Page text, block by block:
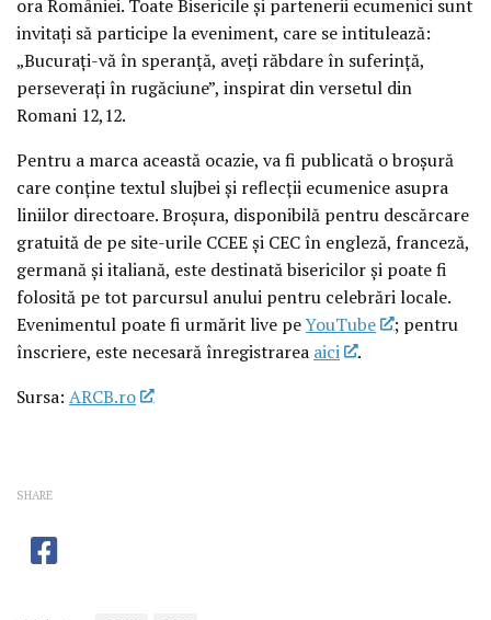
ora României. Toate Bisericile și partenerii ecumenici sunt
invitați să participe la eveniment, care se intitulează:
„Bucurați-vă în speranță, aveți răbdare în suferință,
perseverați în rugăciune”, inspirat din versetul din
Romani 12,12.
Pentru a marca această ocazie, va fi publicată o broșură
care conține textul slujbei și reflecții ecumenice asupra
liniilor directoare. Broșura, disponibilă pentru descărcare
gratuită de pe site-urile CCEE și CEC în engleză, franceză,
germană și italiană, este destinată bisericilor și poate fi
folosită pe tot parcursul anului pentru celebrări locale.
Evenimentul poate fi urmărit live peYouTube
; pentru
înscriere, este necesară înregistrarea aici
.
Sursa: ARCB.ro
SHARE